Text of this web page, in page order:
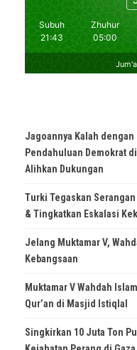
Jagoannya Kalah
Pendahuluan Demokrat
Alihkan Dukungan
Turki Tegaskan Serangan
& Tingkatkan Eskalasi
Jelang Muktamar V,
Kebangsaan
Muktamar V Wahdah
Qur’an di Masjid Istiqlal
Singkirkan 10 Juta Ton